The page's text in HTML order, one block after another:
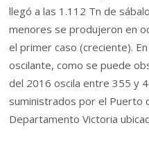
llegó a las 1.112 Tn de
menores se produjeron en
el primer caso (creciente).
oscilante, como se puede
del 2016 oscila entre 355 y
suministrados por el Puerto
Departamento Victoria